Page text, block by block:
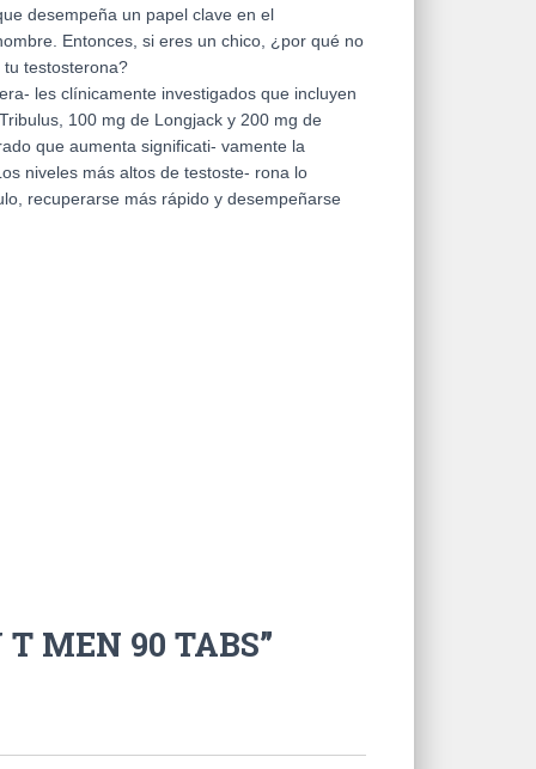
desempeña un papel clave en el
Entonces, si eres un chico, ¿por qué no
testosterona?
les clínicamente investigados que incluyen
100 mg de Longjack y 200 mg de
que aumenta significati- vamente la
niveles más altos de testoste- rona lo
recuperarse más rápido y desempeñarse
MEN 90 TABS”